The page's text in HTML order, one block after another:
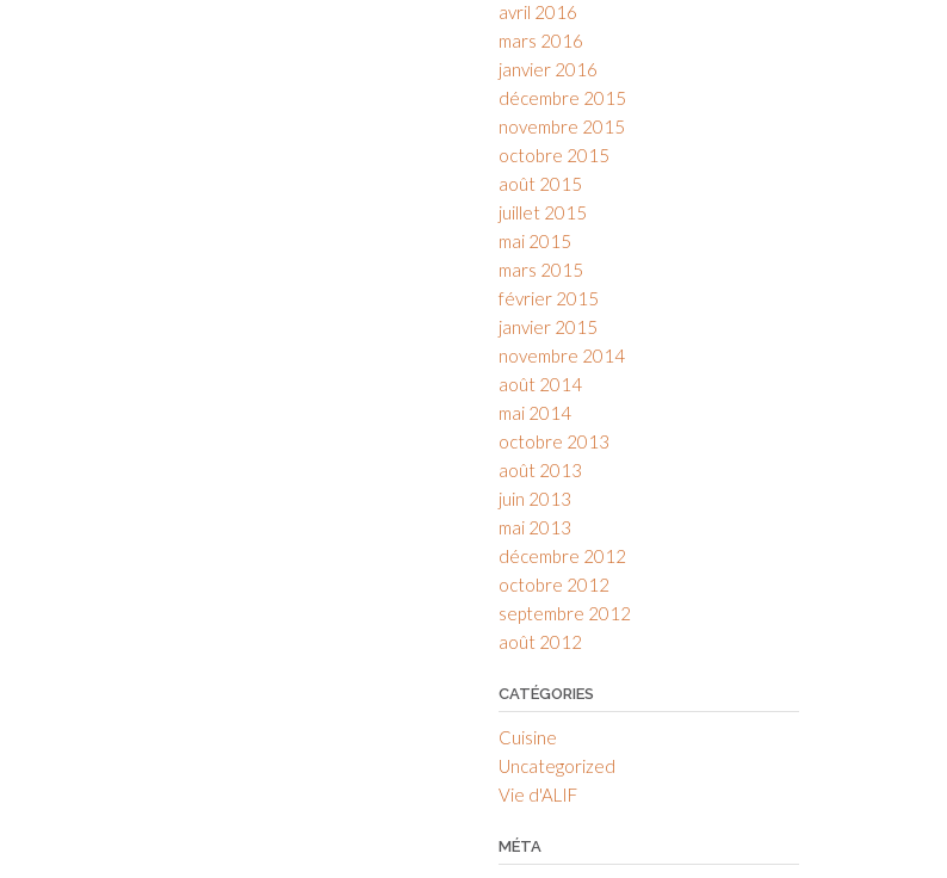
avril 2016
mars 2016
janvier 2016
décembre 2015
novembre 2015
octobre 2015
août 2015
juillet 2015
mai 2015
mars 2015
février 2015
janvier 2015
novembre 2014
août 2014
mai 2014
octobre 2013
août 2013
juin 2013
mai 2013
décembre 2012
octobre 2012
septembre 2012
août 2012
CATÉGORIES
Cuisine
Uncategorized
Vie d'ALIF
MÉTA